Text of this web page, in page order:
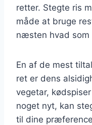
retter. Stegte ris
måde at bruge
næsten hvad som
En af de mest
ret er dens
vegetar,
noget nyt, kan
til dine